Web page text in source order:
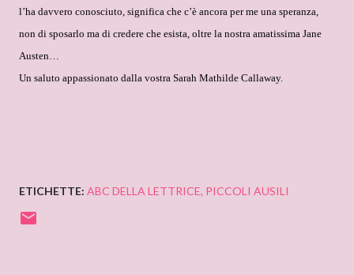
l’ha davvero conosciuto, significa che c’è ancora per me una speranza,
non di sposarlo ma di credere che esista, oltre la nostra amatissima Jane
Austen…
Un saluto appassionato dalla vostra Sarah Mathilde Callaway.
ETICHETTE: ABC DELLA LETTRICE PICCOLI AUSILI